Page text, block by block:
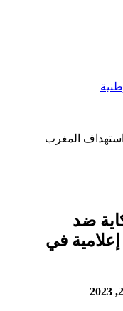
المغرب
ضد
في